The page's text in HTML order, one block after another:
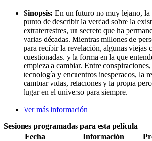
Sinopsis: En un futuro no muy lejano, la
punto de describir la verdad sobre la
extraterrestres, un secreto que ha
varias décadas. Mientras millones de
para recibir la revelación, algunas viejas
cuestionadas, y la forma en la que
empieza a cambiar. Entre conspiraciones,
tecnología y encuentros inesperados, la
cambiar vidas, relaciones y la propia
lugar en el universo para siempre.
Ver más información
Sesiones programadas para esta película
Fecha
Información